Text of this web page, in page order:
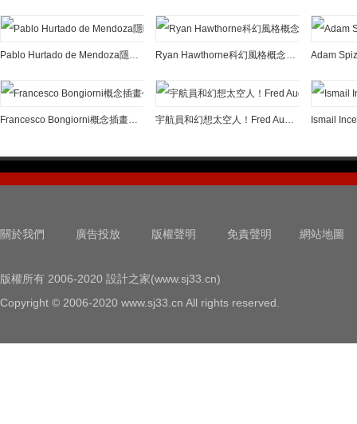
Pablo Hurtado de Mendoza隱喻內涵的概念插畫作品 Ryan Hawthorne科幻風格概念插畫設計 Adam
Francesco Bongiorni概念插畫作品欣賞 宇航員和幻想太空人！Fred Augis概念插畫作品
關於我們 廣告投放 版權聲明 免責聲明 網站地圖
版權所有 2006-2020 設計之家(www.sj33.cn)
Copyright © 2006-2020 www.sj33.cn All rights reserved.